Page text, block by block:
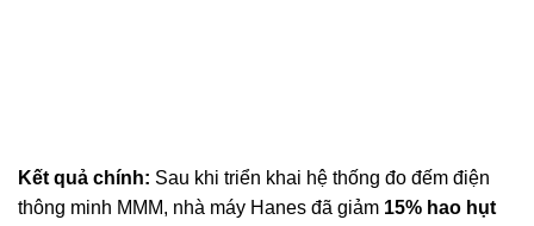
Kết quả chính: Sau khi triển khai hệ thống đo đếm điện
thông minh MMM, nhà máy Hanes đã giảm 15% hao hụt